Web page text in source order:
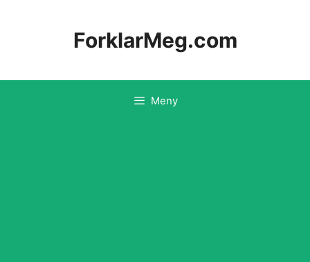
ForklarMeg.com
Meny